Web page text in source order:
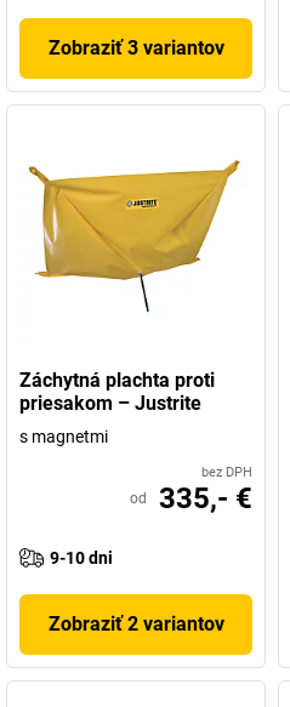
Zobraziť 3 variantov
Záchytná plachta proti
priesakom – Justrite
s magnetmi
bez DPH
od 335,- €
9-10 dni
Zobraziť 2 variantov